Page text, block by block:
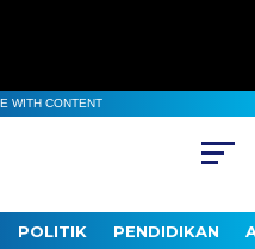
WITH CONTENT
POLITIK PENDIDIKAN